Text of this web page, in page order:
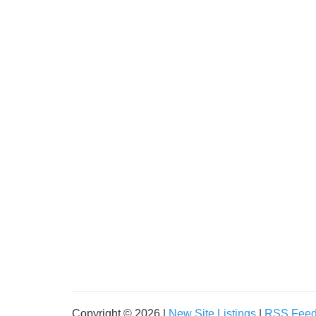
Copyright © 2026 | New Site Listings RSS